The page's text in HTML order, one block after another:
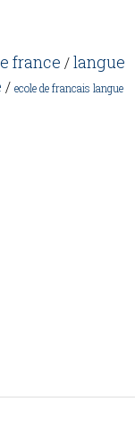
france /langue
/ ecole de francais langue